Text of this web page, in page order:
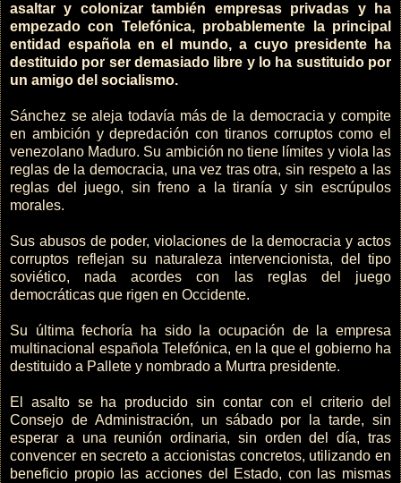
asaltar y colonizar también empresas privadas y ha
empezado con Telefónica, probablemente la principal
entidad española en el mundo, a cuyo presidente ha
destituido por ser demasiado libre y lo ha sustituido por
un amigo del socialismo.
Sánchez se aleja todavía más de la democracia y compite
en ambición y depredación con tiranos corruptos como el
venezolano Maduro. Su ambición no tiene límites y viola las
reglas de la democracia, una vez tras otra, sin respeto a las
reglas del juego, sin freno a la tiranía y sin escrúpulos
morales.
Sus abusos de poder, violaciones de la democracia y actos
corruptos reflejan su naturaleza intervencionista, del tipo
soviético, nada acordes con las reglas del juego
democráticas que rigen en Occidente.
Su última fechoría ha sido la ocupación de la empresa
multinacional española Telefónica, en la que el gobierno ha
destituido a Pallete y nombrado a Murtra presidente.
El asalto se ha producido sin contar con el criterio del
Consejo de Administración, un sábado por la tarde, sin
esperar a una reunión ordinaria, sin orden del día, tras
convencer en secreto a accionistas concretos, utilizando en
beneficio propio las acciones del Estado, con las mismas